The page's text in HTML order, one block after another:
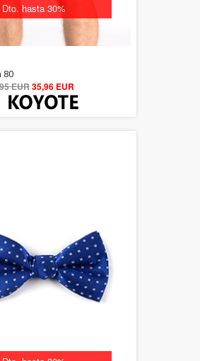
Dto. hasta 30%
out of 5
80
EUR35,96 EUR